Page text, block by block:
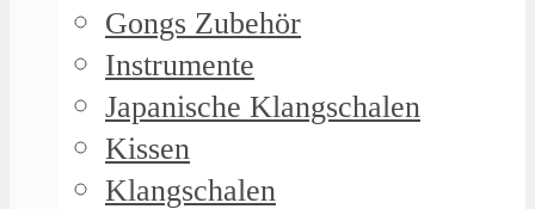
Gongs Zubehör
Instrumente
Japanische Klangschalen
Kissen
Klangschalen